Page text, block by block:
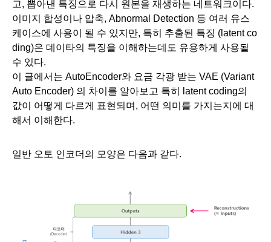
고, 뽑아낸 특징으로 다시 원본을 재생하는 네트워크이다.
이미지 합성이나 압축, Abnormal Detection 등 여러 유스
케이스에 사용이 될 수 있지만, 특히 추출된 특징 (latent co
ding)은 데이타의 특징을 이해하는데도 유용하게 사용될
수 있다.
이 글에서는 AutoEncoder와 요금 각광 받는 VAE (Variant
Auto Encoder) 의 차이를 알아보고 특히 latent coding의
값이 어떻게 다르게 표현되며, 어떤 의미를 가지는지에 대
해서 이해한다.
일반 오토 인코더의 모양은 다음과 같다.